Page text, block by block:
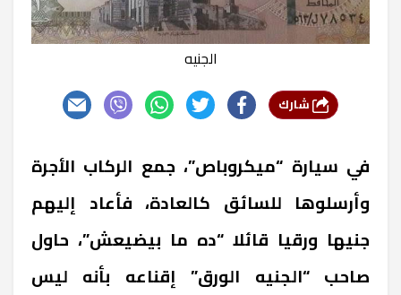
الجنيه
في سيارة “ميكروباص”، جمع الركاب الأجرة
وأرسلوها للسائق كالعادة، فأعاد إليهم
جنيها ورقيا قائلا “ده ما بيضيعش”، حاول
صاحب “الجنيه الورق” إقناعه بأنه ليس